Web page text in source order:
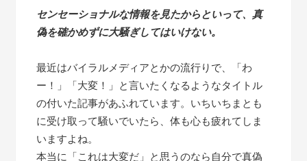
センセーショナルな情報を見たからといって、真
偽を確かめずに大騒ぎしてはいけない。
最近はバイラルメディアとかの流行りで、「わ
ー！」「大変！」と言いたくなるようなタイトル
の付いた記事があふれています。いちいちまとも
に受け取って騒いでいたら、体も心も疲れてしま
いますよね。
本当に「これは大変だ」と思うのなら自分で真偽